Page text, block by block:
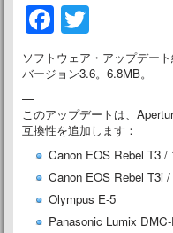
Facebook
ソフトウェア・アップデート
バージョン3.6。6.8MB。
—
このアップデートは、
互換性を追加します：
Canon EOS Rebel T3
Canon EOS Rebel T3i
Olympus E-5
Panasonic Lumix